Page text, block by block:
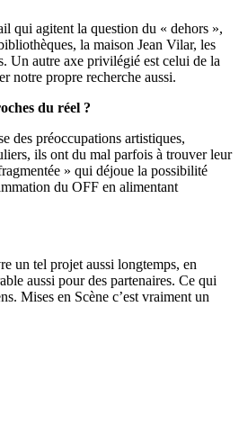
qui agitent la question du « dehors »,
la maison Jean Vilar, les
Un autre axe privilégié est celui de la
notre propre recherche aussi.
du réel ?
des préoccupations artistiques,
ils ont du mal parfois à trouver leur
» qui déjoue la possibilité
du OFF en alimentant
un tel projet aussi longtemps, en
aussi pour des partenaires. Ce qui
Mises en Scène c’est vraiment un